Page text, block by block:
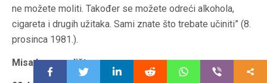
ne možete moliti. Također se možete odreći alkohola,
cigareta i drugih užitaka. Sami znate što trebate učiniti” (8.
prosinca 1981.).
Misa kao središte